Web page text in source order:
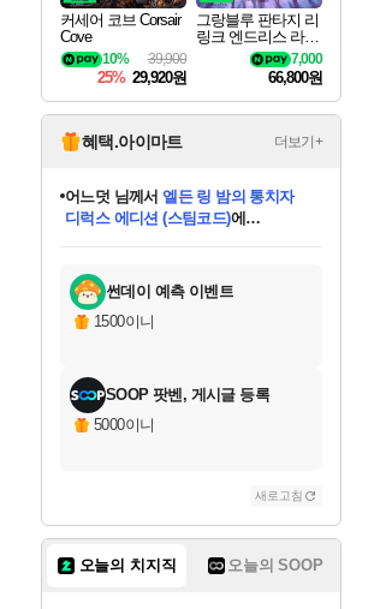
커세어 코브 Corsair
Cove
39,900
10%
25% 29,920원
그랑블루 판타지 리
링크 엔드리스 라그
나로크 Granblue Fa
ntasy Relink Endless
7,000
66,800원
혜택.아이마트 더보기+
당첨되셨습니다.
당첨되셨습니다.
어느덧 님께서엘든 링 밤의 통치자
디럭스 에디션 (스팀코드)에
당첨되셨습니다.
에디션 (스팀코드)를 교환.
당첨되셨습니다.
당첨되셨습니다.
당첨되셨습니다.
당첨되셨습니다.
썬데이 예측 이벤트
1500이니
SOOP 팟벤, 게시글 등록
5000이니
새로고침
오늘의 치지직 오늘의 SOOP